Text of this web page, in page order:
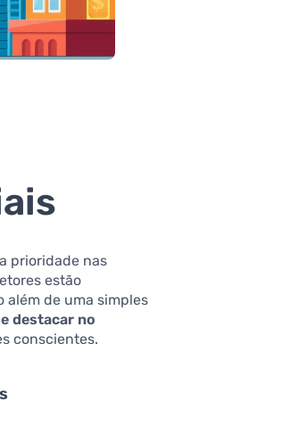
prioridade nas
estão
de uma simples
destacar no
conscientes.